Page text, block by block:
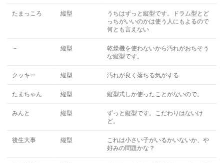
たまっころ 縦型
うちはずっと縦型です。ドラム型とど
っちがいいのかは使う人にもよるので
何とも言えない
－ 縦型
乾燥機を使わないから汚れがおちそう
な縦型です。
クッキー 縦型 汚れが良く落ちる気がする
たまちゃん 縦型 縦型式しか使ったことがないので。
みんと 縦型
ずっと縦型です。こだわりはないけ
ど。
後生大事 縦型
これは小さい子がいるかいないか、や
好みの問題かな？